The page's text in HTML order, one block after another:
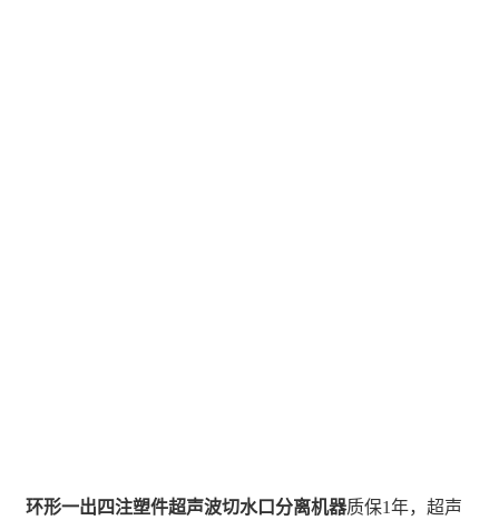
环形一出四注塑件超声波切水口分离机器质保1年，超声